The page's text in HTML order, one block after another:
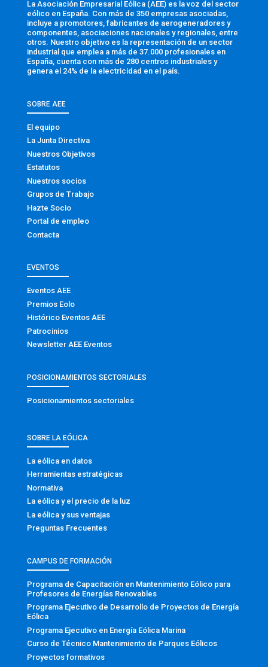
La Asociación Empresarial Eólica (AEE) es la voz del sector
eólico en España. Con más de 350 empresas asociadas,
incluye a promotores, fabricantes de aerogeneradores y
componentes, asociaciones nacionales y regionales, entre
otros. Nuestro objetivo es la representación de un sector
industrial que emplea a más de 37.000 profesionales en
España, cuenta con más de 280 centros industriales y
genera el 24% de la electricidad en el país.
SOBRE AEE
El equipo
La Junta Directiva
Nuestros Objetivos
Estatutos
Nuestros socios
Grupos de Trabajo
Hazte Socio
Portal de empleo
Contacta
EVENTOS
Eventos AEE
Premios Eolo
Histórico Eventos AEE
Patrocinios
Newsletter AEE Eventos
POSICIONAMIENTOS SECTORIALES
Posicionamientos sectoriales
SOBRE LA EÓLICA
La eólica en datos
Herramientas estratégicas
Normativa
La eólica y el precio de la luz
La eólica y sus ventajas
Preguntas Frecuentes
CAMPUS DE FORMACIÓN
Programa de Capacitación en Mantenimiento Eólico para
Profesores de Energías Renovables
Programa Ejecutivo de Desarrollo de Proyectos de Energía
Eólica
Programa Ejecutivo en Energía Eólica Marina
Curso de Técnico Mantenimiento de Parques Eólicos
Proyectos formativos